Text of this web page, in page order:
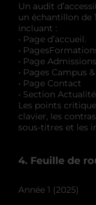
Un audit
un échantillon de
incluant :
• Page d’accueil.
•
• Page
• Pages Campus
• Page Contact
• Section
Les points
clavier, les
sous-titres et les
4. Feuille de
Année 1 (2025)